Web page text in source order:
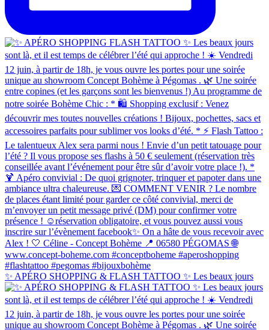
✨ APÉRO SHOPPING & FLASH TATTOO ✨ Les beaux jours